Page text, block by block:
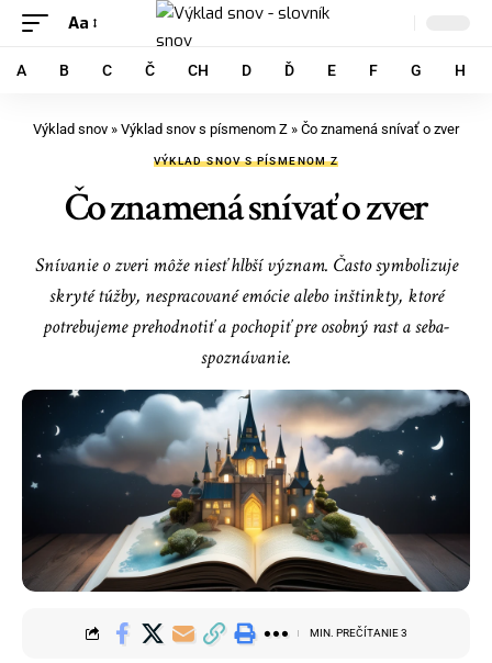
Aa
A B C Č CH D Ď E F G H
Výklad snov » Výklad snov s písmenom Z » Čo znamená snívať o zver
VÝKLAD SNOV S PÍSMENOM Z
Čo znamená snívať o zver
Snívanie o zveri môže niesť hlbší význam. Často symbolizuje
skryté túžby, nespracované emócie alebo inštinkty, ktoré
potrebujeme prehodnotiť a pochopiť pre osobný rast a seba-
spoznávanie.
MIN. PREČÍTANIE 3